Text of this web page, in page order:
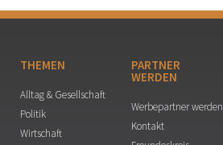
THEMEN
Alltag & Gesellschaft
Politik
Wirtschaft
PARTNER
WERDEN
Werbepartner werden
Kontakt